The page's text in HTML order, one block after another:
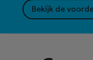
Bekijk de